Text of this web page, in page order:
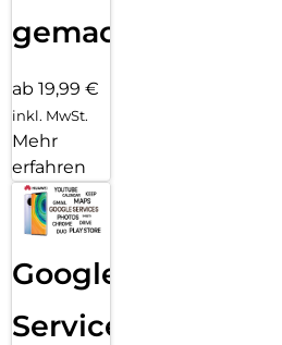
gemacht!
ab 19,99 €
inkl. MwSt.
Mehr
erfahren
Google
Services